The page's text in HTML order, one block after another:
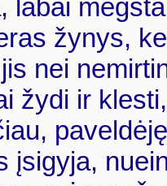
labai
žynys,
nei
žydi ir
įsigyja,